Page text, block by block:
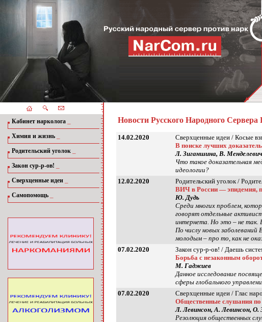
Кабинет нарколога
Химия и жизнь
Родительский уголок
Закон сур-р-ов!
Сверхценные идеи
Самопомощь
Новости Русского Народного
14.02.2020
Сверхценные идеи / Косые
В поиске лучших
Л. Зиганшина, В.
Что такое доказательная
идеологии?
12.02.2020
Родительский уголок /
ВИЧ в России — эпидемия,
Ю. Дудь
Среди многих проблем,
говорят отдельные
интернета. Но это – не так.
По числу новых
молодым – про то, как не
07.02.2020
Закон сур-р-ов! / Даешь
Борьба с незаконным
М. Гаджиев
Данное исследование
сферы глобального
07.02.2020
Сверхценные идеи / Глас
Общественные слушания по
Л. Левинсон, А. Левинсон,
Резолюция общественных